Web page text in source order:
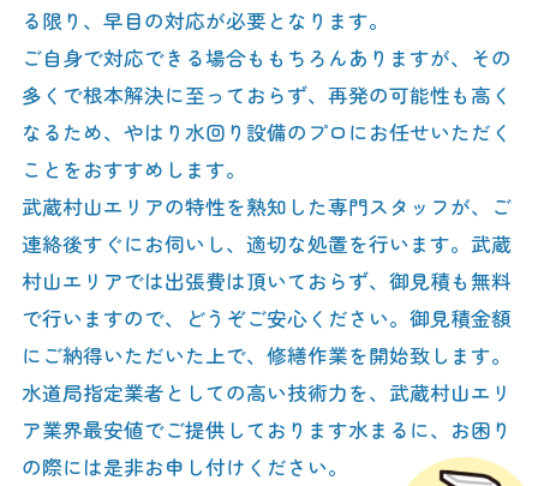
る限り、早目の対応が必要となります。
ご自身で対応できる場合ももちろんありますが、その
多くで根本解決に至っておらず、再発の可能性も高く
なるため、やはり水回り設備のプロにお任せいただく
ことをおすすめします。
武蔵村山エリアの特性を熟知した専門スタッフが、ご
連絡後すぐにお伺いし、適切な処置を行います。武蔵
村山エリアでは出張費は頂いておらず、御見積も無料
で行いますので、どうぞご安心ください。御見積金額
にご納得いただいた上で、修繕作業を開始致します。
水道局指定業者としての高い技術力を、武蔵村山エリ
ア業界最安値でご提供しております水まるに、お困り
の際には是非お申し付けください。